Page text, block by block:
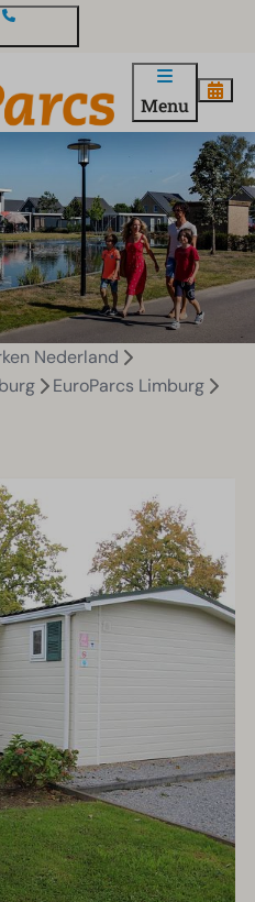
Menu
Nederland
EuroParcs Limburg